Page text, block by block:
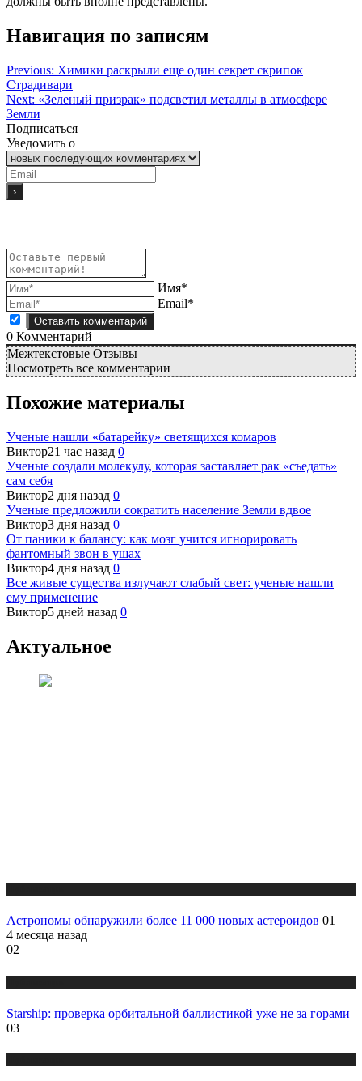
Навигация по записям
Previous: Химики раскрыли еще один секрет скрипок
Страдивари
Next: «Зеленый призрак» подсветил металлы в атмосфере
Земли
Подписаться
Уведомить о
Имя*
Email*
0 Комментарий
Межтекстовые Отзывы
Посмотреть все комментарии
Похожие материалы
Ученые нашли «батарейку» светящихся комаров
Виктор21 час назад 0
Ученые создали молекулу, которая заставляет рак «съедать»
сам себя
Виктор2 дня назад 0
Ученые предложили сократить население Земли вдвое
Виктор3 дня назад 0
От паники к балансу: как мозг учится игнорировать
фантомный звон в ушах
Виктор4 дня назад 0
Все живые существа излучают слабый свет: ученые нашли
ему применение
Виктор5 дней назад 0
Актуальное
Астрономы обнаружили более 11 000 новых астероидов 01
4 месяца назад
02
Starship: проверка орбитальной баллистикой уже не за горами
03